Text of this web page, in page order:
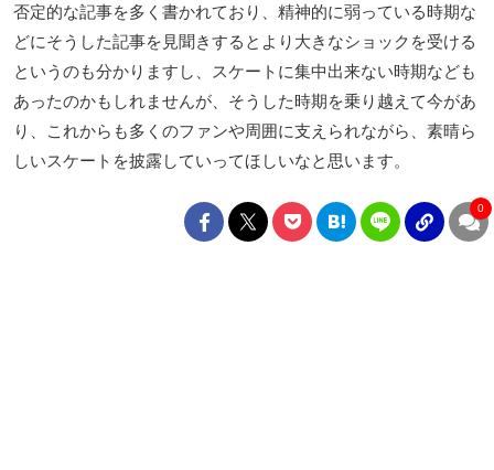
否定的な記事を多く書かれており、精神的に弱っている時期な
どにそうした記事を見聞きするとより大きなショックを受ける
というのも分かりますし、スケートに集中出来ない時期なども
あったのかもしれませんが、そうした時期を乗り越えて今があ
り、これからも多くのファンや周囲に支えられながら、素晴ら
しいスケートを披露していってほしいなと思います。
0